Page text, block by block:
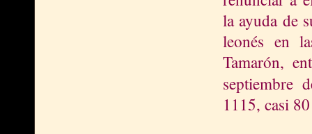
la ayuda de
leonés en
Tamarón,
1115, casi